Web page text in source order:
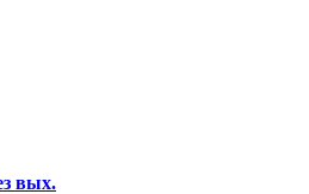
вых.